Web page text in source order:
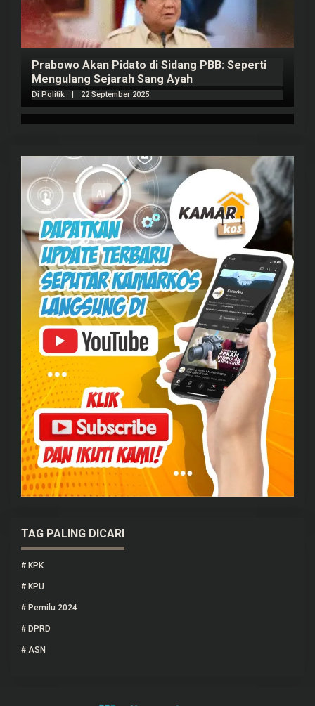
Prabowo Akan Pidato di Sidang PBB: Seperti
Mengulang Sejarah Sang Ayah
Di Politik 22 September 2025
TAG PALING DICARI
# KPK
# KPU
# Pemilu 2024
# DPRD
# ASN